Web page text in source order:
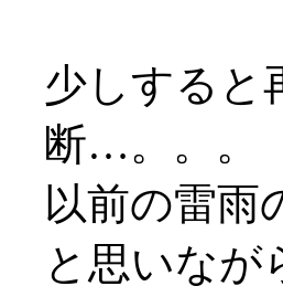
少しすると
断…。。。
以前の雷雨
と思いなが